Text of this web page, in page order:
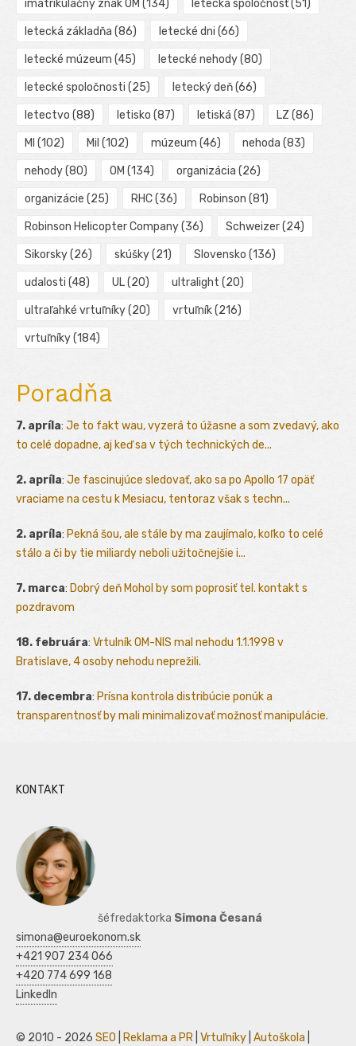
imatrikulačný znak OM (134) letecká spoločnosť(51)
letecká základňa (86) letecké dni (66)
letecké múzeum (45) letecké nehody(80)
letecké spoločnosti (25) letecký deň(66)
letectvo (88) letisko (87) letiská (87) LZ (86)
MI (102) Mil (102) múzeum (46) nehoda (83)
nehody(80) OM (134) organizácia (26)
organizácie (25) RHC(36) Robinson (81)
Robinson Helicopter Company(36) Schweizer(24)
Sikorsky(26) skúšky(21) Slovensko (136)
udalosti (48) UL(20) ultralight (20)
ultraľahké vrtuľníky(20) vrtuľník(216)
vrtuľníky(184)
Poradňa
7. apríla: Je to fakt wau, vyzerá to úžasne a som zvedavý, ako
to celé dopadne, aj keď sa v tých technických de...
2. apríla: Je fascinujúce sledovať, ako sa po Apollo 17 opäť
vraciame na cestu k Mesiacu, tentoraz však s techn...
2. apríla: Pekná šou, ale stále by ma zaujímalo, koľko to celé
stálo a či by tie miliardy neboli užitočnejšie i...
7. marca: Dobrý deň Mohol by som poprosiť tel. kontakt s
pozdravom
18. februára: Vrtulník OM-NIS mal nehodu 1.1.1998 v
Bratislave, 4 osoby nehodu neprežili.
17. decembra: Prísna kontrola distribúcie ponúk a
transparentnosť by mali minimalizovať možnosť manipulácie.
KONTAKT
šéfredaktorka Simona Česaná
simona@euroekonom.sk
+421 907 234 066
+420 774 699 168
LinkedIn
© 2010 - 2026 SEO Reklama a PR Vrtuľníky Autoškola